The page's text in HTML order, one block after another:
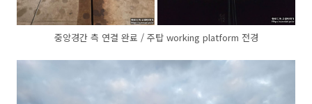
중앙경간 측 연결 완료 / 주탑 working platform 전경